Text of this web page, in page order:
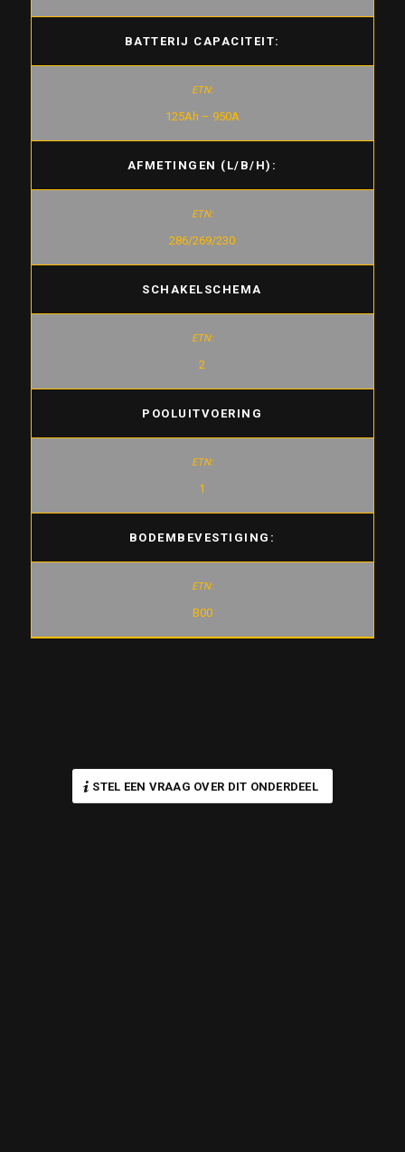
BATTERIJ CAPACITEIT:
125Ah – 950A
AFMETINGEN (L/B/H):
286/269/230
SCHAKELSCHEMA
2
POOLUITVOERING
1
BODEMBEVESTIGING:
B00
STEL EEN VRAAG OVER DIT ONDERDEEL